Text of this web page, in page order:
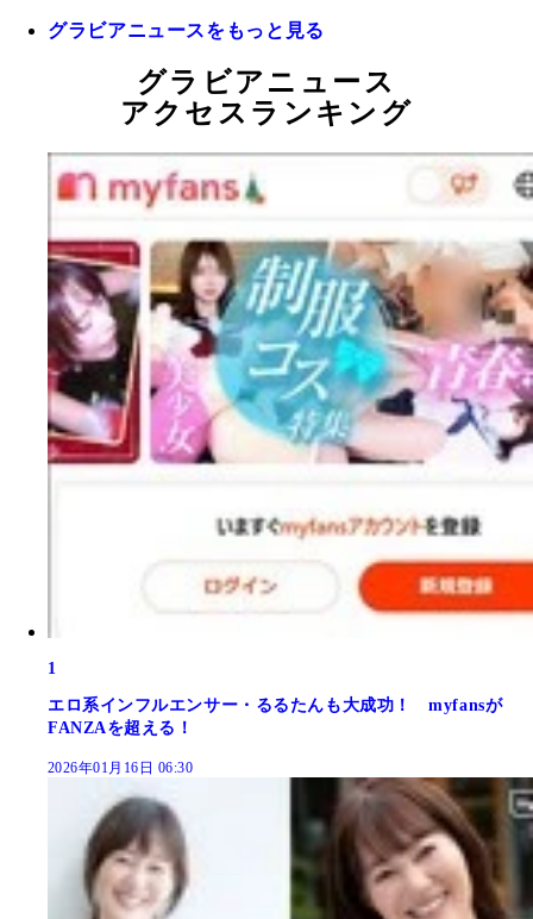
グラビアニュースをもっと見る
グラビアニュース
アクセスランキング
1
エロ系インフルエンサー・るるたんも大成功！ myfansが
FANZAを超える！
2026年01月16日 06:30